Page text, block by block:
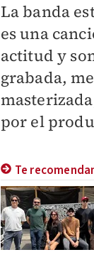
La banda
es una
actitud y
grabada,
por el
Te